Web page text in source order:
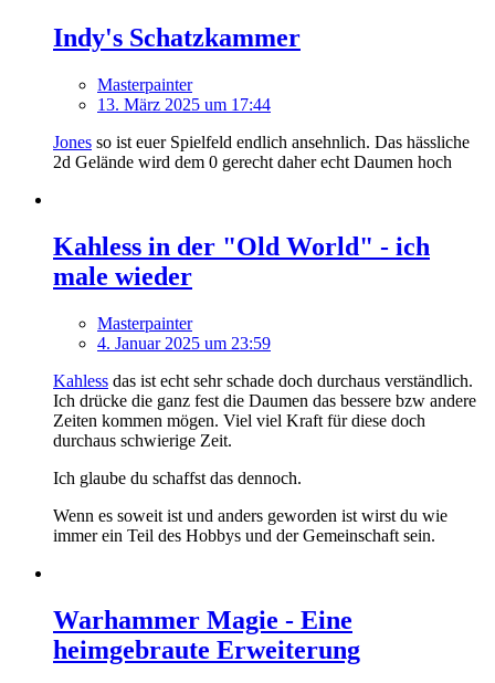
Indy's Schatzkammer
Masterpainter
13. März 2025 um 17:44
Jones so ist euer Spielfeld endlich ansehnlich. Das hässliche
2d Gelände wird dem 0 gerecht daher echt Daumen hoch
Kahless in der "Old World" - ich
male wieder
Masterpainter
4. Januar 2025 um 23:59
Kahless das ist echt sehr schade doch durchaus verständlich.
Ich drücke die ganz fest die Daumen das bessere bzw andere
Zeiten kommen mögen. Viel viel Kraft für diese doch
durchaus schwierige Zeit.
Ich glaube du schaffst das dennoch.
Wenn es soweit ist und anders geworden ist wirst du wie
immer ein Teil des Hobbys und der Gemeinschaft sein.
Warhammer Magie - Eine
heimgebraute Erweiterung